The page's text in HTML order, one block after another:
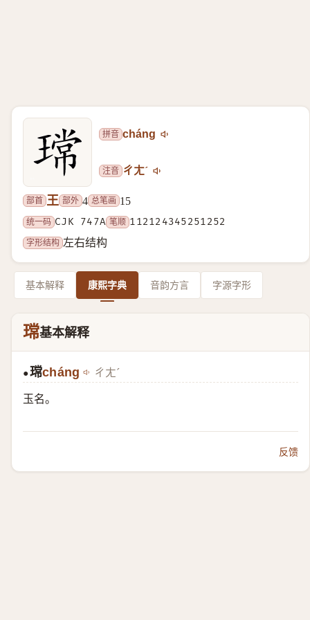
拼音 cháng
注音 ㄔㄤˊ
部首 王 部外 4 总笔画 15
统一码 CJK 747A 笔顺 112124345251252
字形结构 左右结构
基本解释 康熙字典 音韵方言 字源字形
瑺基本解释
●瑺cháng ㄔㄤˊ
玉名。
反馈